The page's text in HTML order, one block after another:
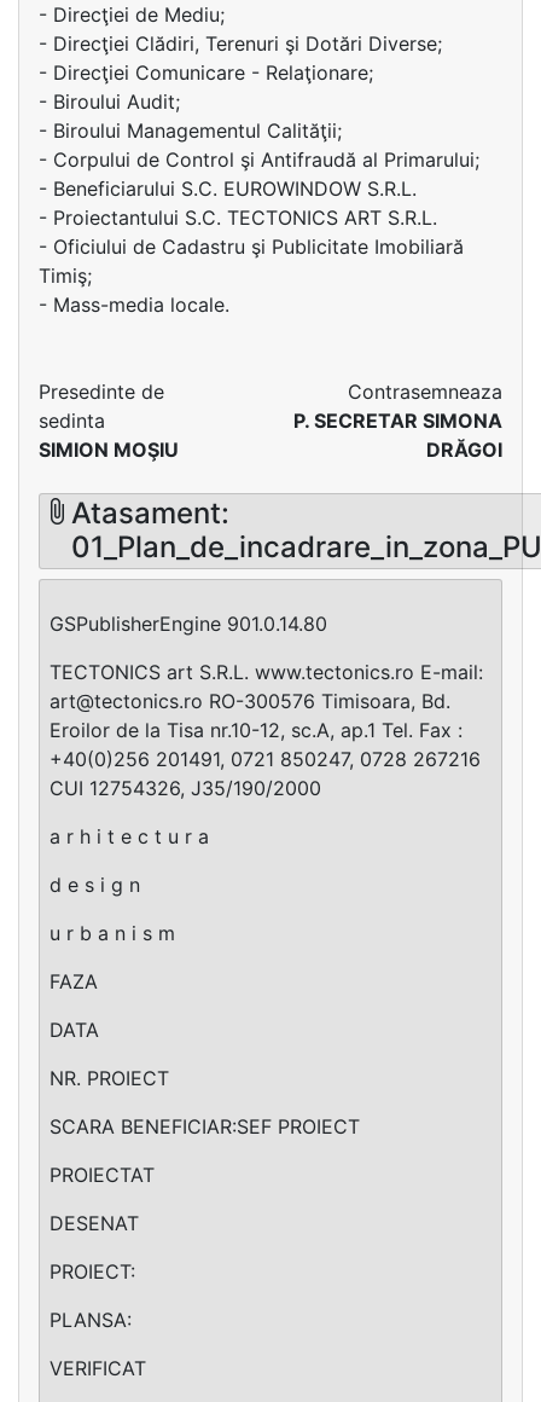
- Direcţiei de Mediu;
- Direcţiei Clădiri, Terenuri şi Dotări Diverse;
- Direcţiei Comunicare - Relaţionare;
- Biroului Audit;
- Biroului Managementul Calităţii;
- Corpului de Control şi Antifraudă al Primarului;
- Beneficiarului S.C. EUROWINDOW S.R.L.
- Proiectantului S.C. TECTONICS ART S.R.L.
- Oficiului de Cadastru şi Publicitate Imobiliară
Timiş;
- Mass-media locale.
Presedinte de
sedinta
SIMION MOŞIU
Contrasemneaza
P. SECRETAR SIMONA
DRĂGOI
Atasament:
GSPublisherEngine 901.0.14.80
TECTONICS art S.R.L. www.tectonics.ro E-mail:
art@tectonics.ro RO-300576 Timisoara, Bd.
Eroilor de la Tisa nr.10-12, sc.A, ap.1 Tel. Fax :
+40(0)256 201491, 0721 850247, 0728 267216
CUI 12754326, J35/190/2000
a r h i t e c t u r a
d e s i g n
u r b a n i s m
FAZA
DATA
NR. PROIECT
SCARA BENEFICIAR:SEF PROIECT
PROIECTAT
DESENAT
PROIECT:
PLANSA:
VERIFICAT